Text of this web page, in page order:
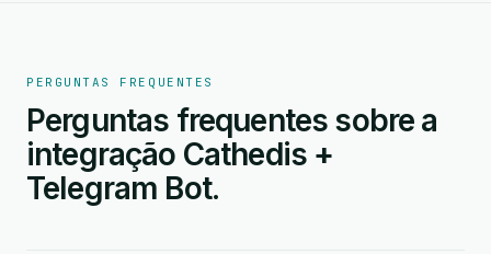
PERGUNTAS FREQUENTES
Perguntas frequentes sobre a
integração Cathedis +
Telegram Bot.